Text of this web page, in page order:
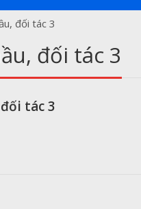
đối tác 3
đối tác 3
tác 3